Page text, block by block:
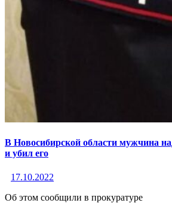
В Новосибирской области мужчина
и убил его
17.10.2022
Об этом сообщили в прокуратуре